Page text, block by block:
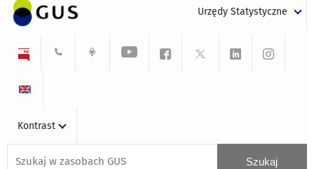
Urzędy Statystyczne
Kontrast